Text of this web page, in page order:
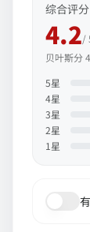
综合评分
4.2/
贝叶斯分
5星
4星
3星
2星
1 星